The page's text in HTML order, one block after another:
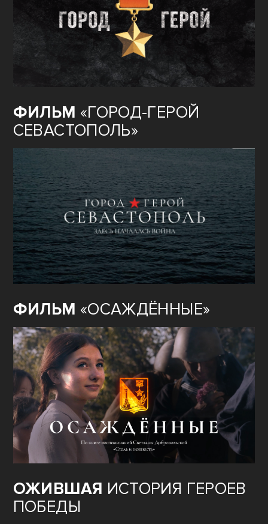
ФИЛЬМ «ГОРОД-ГЕРОЙ
СЕВАСТОПОЛЬ»
ФИЛЬМ «ОСАЖДЁННЫЕ»
ОЖИВШАЯ ИСТОРИЯ ГЕРОЕВ
ПОБЕДЫ